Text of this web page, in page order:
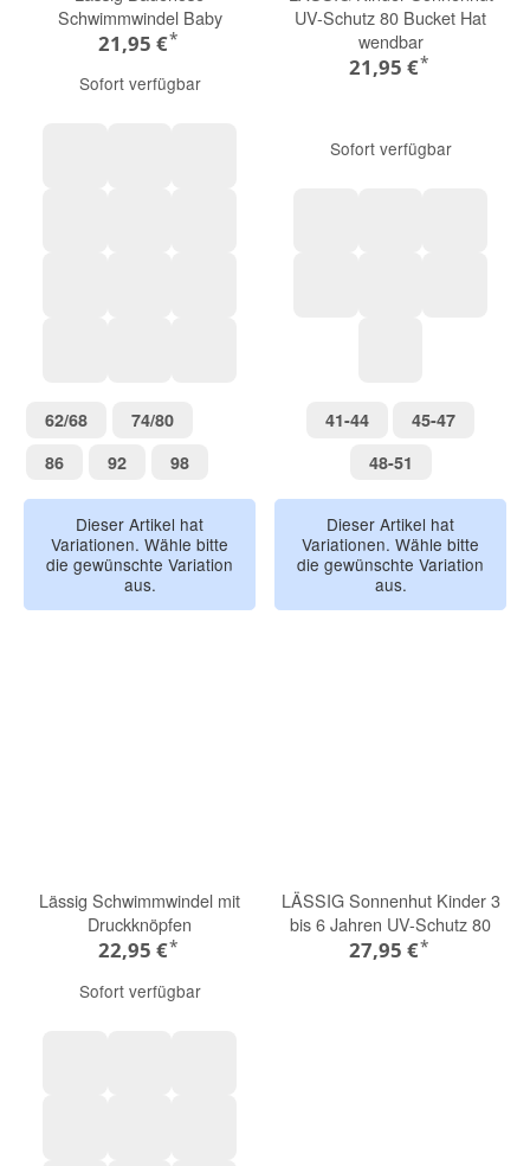
Schwimmwindel Baby
21,95 €*
Sofort verfügbar
62/6862/68 74/8074/80
8686 9292 9898
Dieser Artikel hat
Variationen. Wähle bitte
die gewünschte Variation
aus.
UV-Schutz 80 Bucket Hat
wendbar
21,95 €*
Sofort verfügbar
41-4441-44 45-4745-47
48-51
Dieser Artikel hat
Variationen. Wähle bitte
die gewünschte Variation
aus.
Lässig Schwimmwindel mit
Druckknöpfen
22,95 €*
Sofort verfügbar
LÄSSIG Sonnenhut Kinder 3
bis 6 Jahren UV-Schutz 80
27,95 €*